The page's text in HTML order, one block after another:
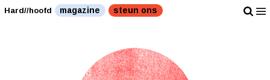
Hard//hoofd magazine steun ons